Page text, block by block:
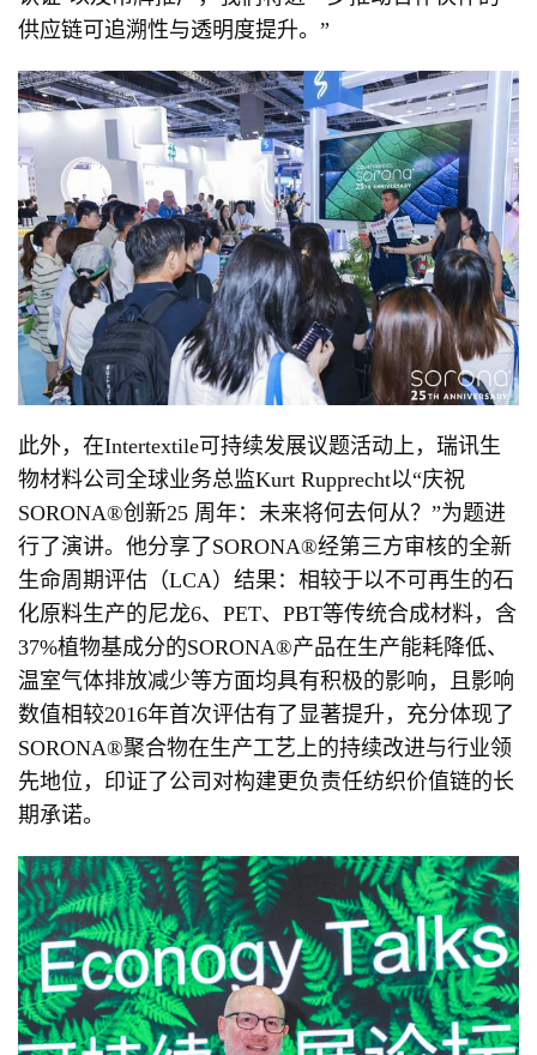
供应链可追溯性与透明度提升。”
此外，在Intertextile可持续发展议题活动上，瑞讯生
物材料公司全球业务总监Kurt Rupprecht以“庆祝
SORONA®创新25 周年：未来将何去何从？”为题进
行了演讲。他分享了SORONA®经第三方审核的全新
生命周期评估（LCA）结果：相较于以不可再生的石
化原料生产的尼龙6、PET、PBT等传统合成材料，含
37%植物基成分的SORONA®产品在生产能耗降低、
温室气体排放减少等方面均具有积极的影响，且影响
数值相较2016年首次评估有了显著提升，充分体现了
SORONA®聚合物在生产工艺上的持续改进与行业领
先地位，印证了公司对构建更负责任纺织价值链的长
期承诺。